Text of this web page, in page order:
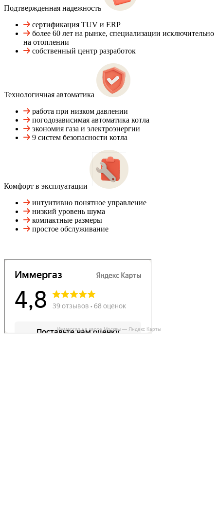
Подтвержденная надежность
сертификация TUV и ERP
более 60 лет на рынке, специализации исключительно
на отоплении
собственный центр разработок
Технологичная автоматика
работа при низком давлении
погодозависимая автоматика котла
экономия газа и электроэнергии
9 систем безопасности котла
Комфорт в эксплуатации
интуитивно понятное управление
низкий уровень шума
компактные размеры
простое обслуживание
Иммергаз на карте Москвы — Яндекс Карты